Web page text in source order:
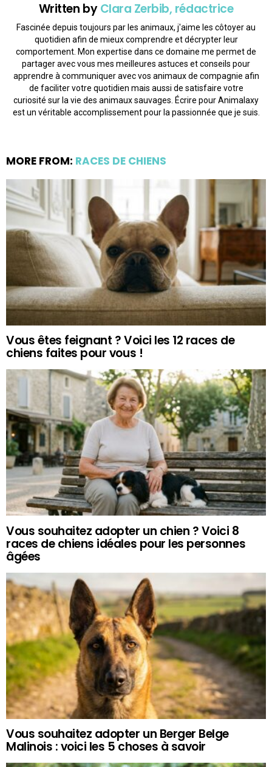
Written byClara Zerbib, rédactrice
Fascinée depuis toujours par les animaux, j'aime les côtoyer au
quotidien afin de mieux comprendre et décrypter leur
comportement. Mon expertise dans ce domaine me permet de
partager avec vous mes meilleures astuces et conseils pour
apprendre à communiquer avec vos animaux de compagnie afin
de faciliter votre quotidien mais aussi de satisfaire votre
curiosité sur la vie des animaux sauvages. Écrire pour Animalaxy
est un véritable accomplissement pour la passionnée que je suis.
MORE FROM: RACES DE CHIENS
Vous êtes feignant ? Voici les 12 races de
chiens faites pour vous !
Vous souhaitez adopter un chien ? Voici 8
races de chiens idéales pour les personnes
âgées
Vous souhaitez adopter un Berger Belge
Malinois : voici les 5 choses à savoir